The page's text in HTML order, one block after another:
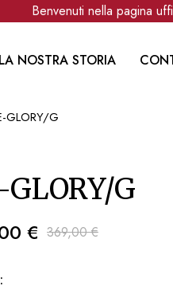
Benvenuti nella pagina
LA NOSTRA STORIA
GLORY/G
GLORY/G
€ 369,00 €